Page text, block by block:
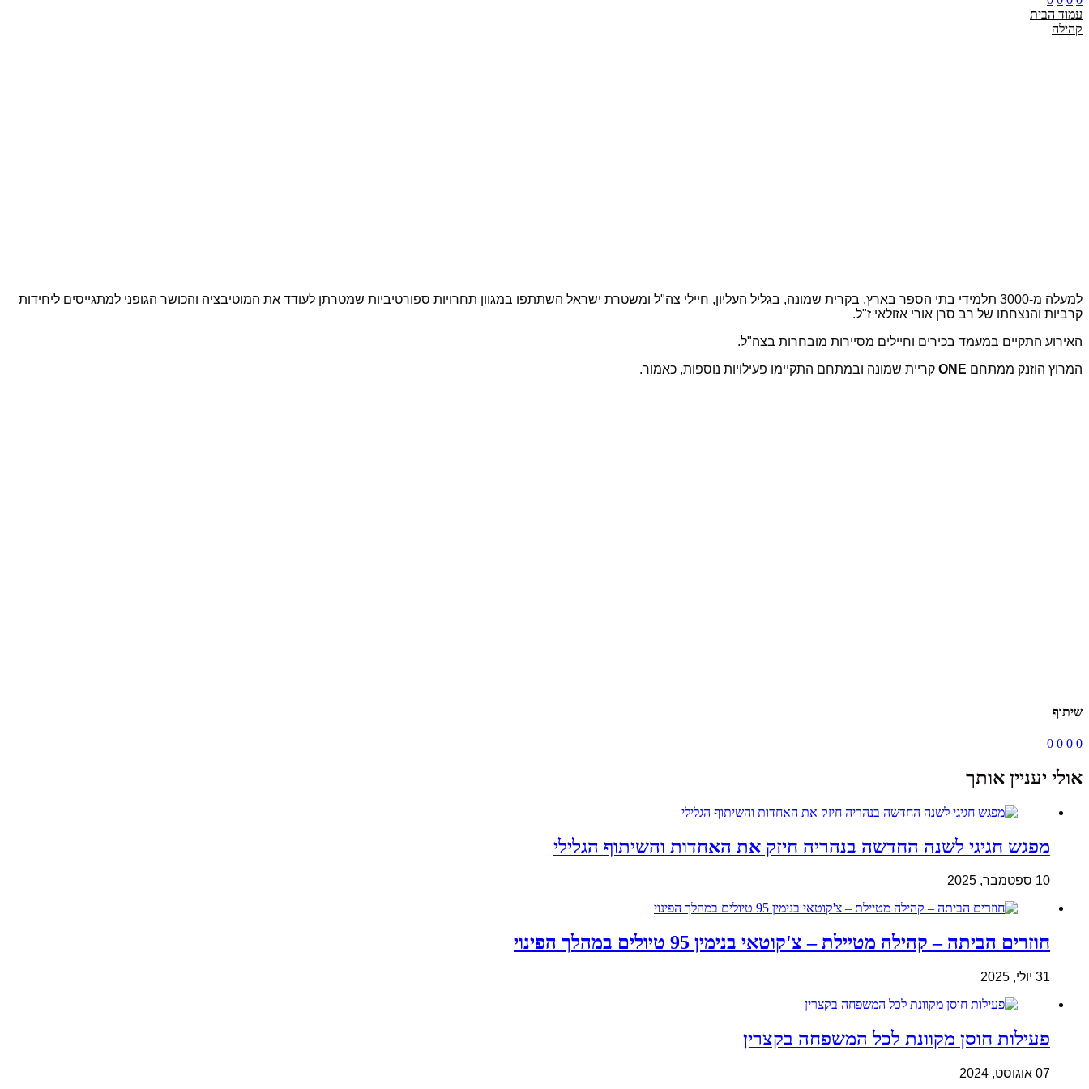
עמוד הבית
קהילה
למעלה מ-3000 תלמידי בתי הספר בארץ, בקרית שמונה, בגליל העליון, חיילי צה"ל ומשטרת ישראל השתתפו במגוון תחרויות ספורטיביות שמטרתן לעודד את המוטיבציה והכושר הגופני למתגייסים ליחידות
קרביות והנצחתו של רב סרן אורי אזולאי ז"ל.
האירוע התקיים במעמד בכירים וחיילים מסיירות מובחרות בצה"ל.
המרוץ הוזנק ממתחם ONE קריית שמונה ובמתחם התקיימו פעילויות נוספות, כאמור.
שיתוף
0
0
0
0
אולי יעניין אותך
מפגש חגיגי לשנה החדשה בנהריה חיזק את האחדות והשיתוף הגלילי
10 ספטמבר, 2025
חוזרים הביתה – קהילה מטיילת – צ'קוטאי בנימין 95 טיולים במהלך הפינוי
31 יולי, 2025
פעילות חוסן מקוונת לכל המשפחה בקצרין
07 אוגוסט, 2024